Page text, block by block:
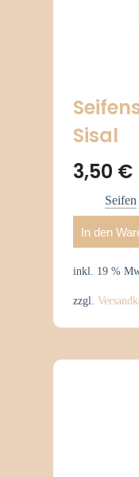
Sisal
3,50 €
Seifen
In den
inkl. 19 %
zzgl.